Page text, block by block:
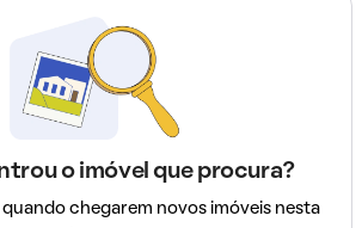
o imóvel que procura?
quando chegarem novos imóveis nesta